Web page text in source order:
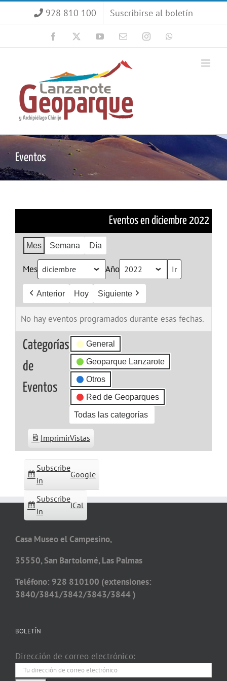
928 810 100 Suscribirse al boletín
Facebook YouTubeCorreoInstagram
Eventos
Eventos en diciembre 2022
Mes Semana Día
Mes Año
Anterior Hoy Siguiente
No hay eventos programados durante esas fechas.
Categorías
de
Eventos
General
Geoparque Lanzarote
Otros
Red de Geoparques
Todas las categorías
Subscribe
in
Google
Subscribe
in
iCal
ImprimirVistas
Casa Museo el Campesino,
35550, San Bartolomé, Las Palmas
Teléfono: 928 810100 (extensiones:
3840/3841/3842/3843/3844 )
BOLETÍN
Dirección de correo electrónico: